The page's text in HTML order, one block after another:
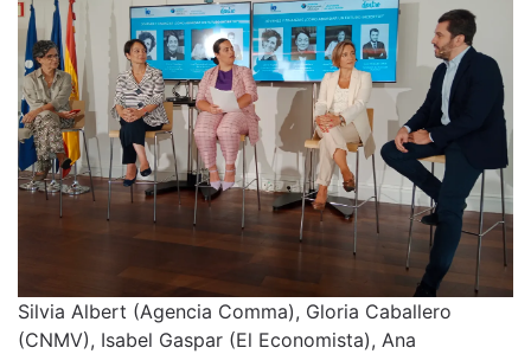
Silvia Albert (Agencia Comma), Gloria Caballero
(CNMV), Isabel Gaspar (El Economista), Ana